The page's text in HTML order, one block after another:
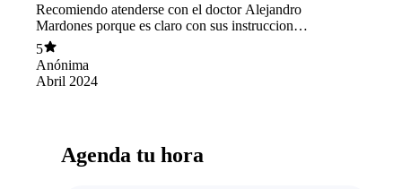
Recomiendo atenderse con el doctor Alejandro
Mardones porque es claro con sus instrucciones
respecto al tratamiento, contesta a todas las
inquietudes e indaga no solo en el estado mental
del paciente, sino que también considera lo que
pueda estar pasando. También su consulta está
5
Anónima
Abril 2024
Agenda tu hora